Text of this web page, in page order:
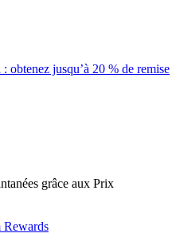
obtenez jusqu’à 20 % de remise
grâce aux Prix